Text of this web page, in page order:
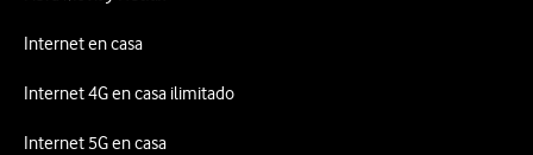
Internet en casa
Internet 4G en casa ilimitado
Internet 5G en casa